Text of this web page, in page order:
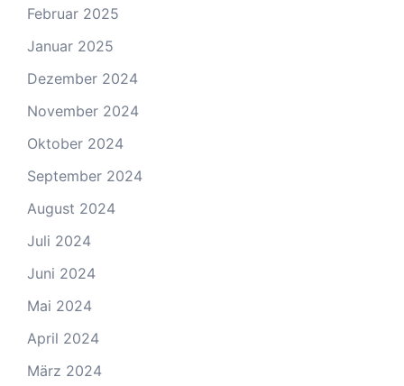
Februar 2025
Januar 2025
Dezember 2024
November 2024
Oktober 2024
September 2024
August 2024
Juli 2024
Juni 2024
Mai 2024
April 2024
März 2024